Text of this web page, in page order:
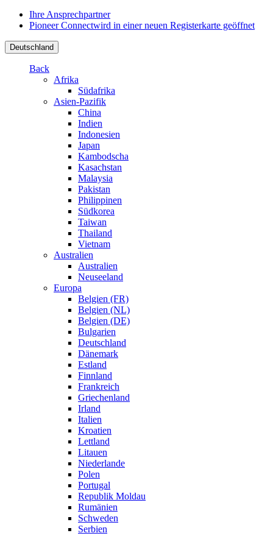
Ihre Ansprechpartner
Pioneer Connectwird in einer neuen Registerkarte geöffnet
Deutschland
Back
Afrika
Südafrika
Asien-Pazifik
China
Indien
Indonesien
Japan
Kambodscha
Kasachstan
Malaysia
Pakistan
Philippinen
Südkorea
Taiwan
Thailand
Vietnam
Australien
Australien
Neuseeland
Europa
Belgien (FR)
Belgien (NL)
Belgien (DE)
Bulgarien
Deutschland
Dänemark
Estland
Finnland
Frankreich
Griechenland
Irland
Italien
Kroatien
Lettland
Litauen
Niederlande
Polen
Portugal
Republik Moldau
Rumänien
Schweden
Serbien